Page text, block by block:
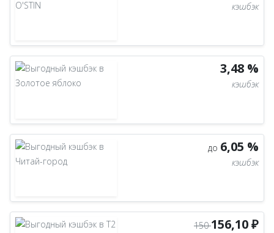
кэшбэк
3,48 %
кэшбэк
до 6,05 %
кэшбэк
150156,10 ₽